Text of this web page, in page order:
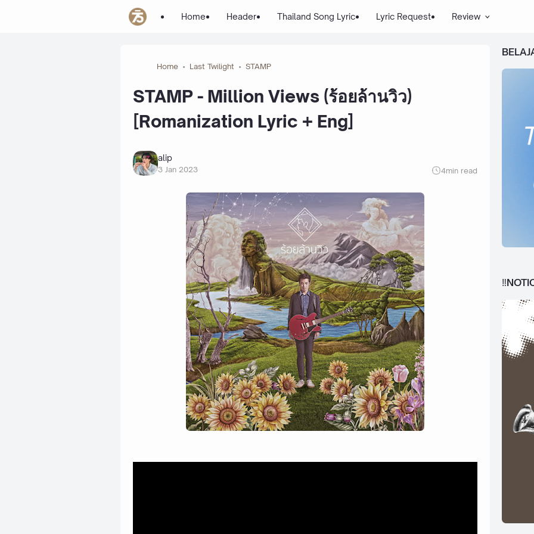
Home Header Thailand Song Lyric Lyric Request Review
Home Last Twilight STAMP
STAMP - Million Views (ร้อยล้านวิว)
[Romanization Lyric + Eng]
alip
3 Jan 2023 4min read